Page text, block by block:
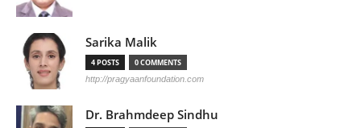
Sarika Malik
4 POSTS 0 COMMENTS
http://pragyaanfoundation.com
Dr. Brahmdeep Sindhu